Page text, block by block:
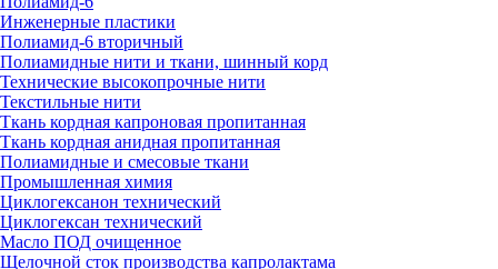
Инженерные пластики
Полиамид-6 вторичный
Полиамидные нити и ткани, шинный корд
Технические высокопрочные нити
Текстильные нити
Ткань кордная капроновая пропитанная
Ткань кордная анидная пропитанная
Полиамидные и смесовые ткани
Промышленная химия
Циклогексанон технический
Циклогексан технический
Масло ПОД очищенное
Щелочной сток производства капролактама